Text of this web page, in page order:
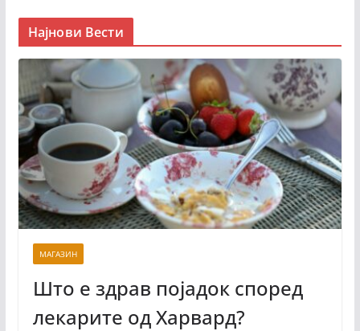
Најнови Вести
МАГАЗИН
Што е здрав појадок според
лекарите од Харвард?